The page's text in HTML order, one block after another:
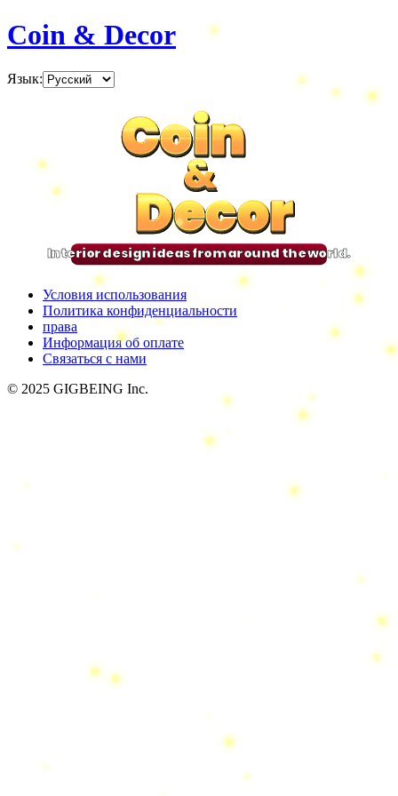
Coin & Decor
Язык:
Coin
&
Decor
Coin
&
Decor
Coin
&
Decor
Coin
&
Decor
Interior design ideas from around the world.
Условия использования
Политика конфиденциальности
права
Информация об оплате
Связаться с нами
© 2025 GIGBEING Inc.